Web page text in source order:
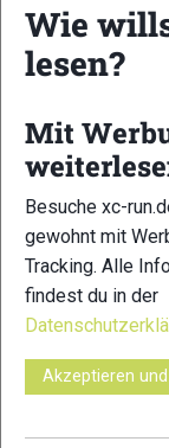
Monte Zerbion
Ergebnisse
Schreibe einen
xc-run.de ist
Trailrunning-
Wie
lesen?
Mit
Besuche xc-
gewohnt mit
Tracking. Alle
findest du in der
Akzeptieren